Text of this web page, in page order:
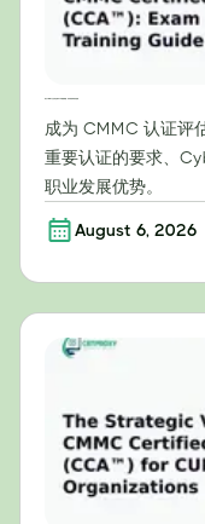
成为 CMMC 认证评
重要认证的要求、
职业发展优势。
August 6, 2026